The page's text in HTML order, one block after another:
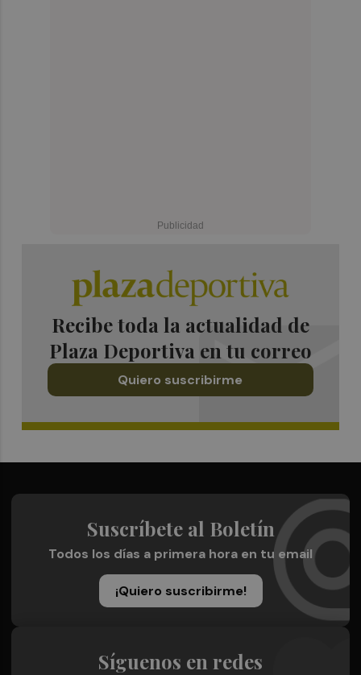
Recibe toda la actualidad de
Plaza Deportiva en tu correo
Quiero suscribirme
Suscríbete al Boletín
Todos los días a primera hora en tu email
¡Quiero suscribirme!
Síguenos en redes